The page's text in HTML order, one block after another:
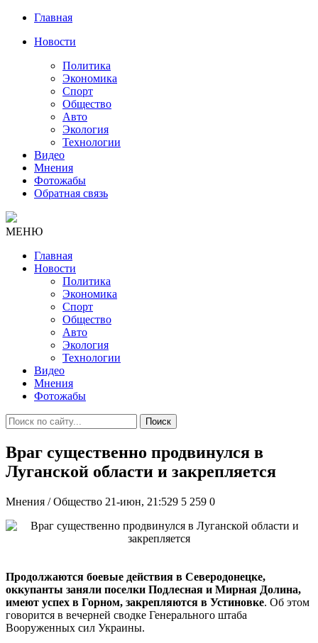
Главная
Новости
Политика
Экономика
Спорт
Общество
Авто
Экология
Технологии
Видео
Мнения
Фотожабы
Обратная связь
МЕНЮ
Главная
Новости
Политика
Экономика
Спорт
Общество
Авто
Экология
Технологии
Видео
Мнения
Фотожабы
Поиск
Враг существенно продвинулся в
Луганской области и закрепляется
Мнения / Общество 21-июн, 21:529 5 259 0
Продолжаются боевые действия в Северодонецке,
оккупанты заняли поселки Подлесная и Мирная Долина,
имеют успех в Горном, закрепляются в Устиновке. Об этом
говорится в вечерней сводке Генерального штаба
Вооруженных сил Украины.